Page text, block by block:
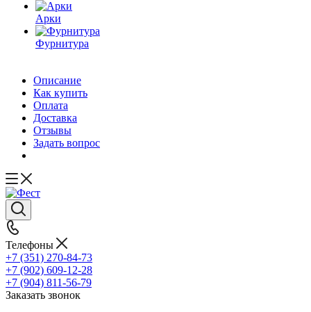
Арки
Фурнитура
Описание
Как купить
Оплата
Доставка
Отзывы
Задать вопрос
Телефоны
+7 (351) 270-84-73
+7 (902) 609-12-28
+7 (904) 811-56-79
Заказать звонок